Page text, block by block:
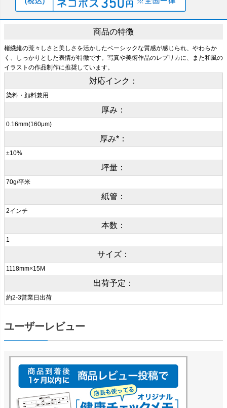
商品の特徴
楮繊維の荒々しさと美しさを活かしたベーシックな質感が感じられ、やわらか
く、しっかりとした表情が特徴です。写真や美術作品のレプリカに、また和風の
イラストの作品制作に推奨しています。
対応インク：
染料・顔料兼用
厚み：
0.16mm(160μm)
厚み*：
±10%
坪量：
70g/平米
紙管：
2インチ
本数：
1
サイズ：
1118mm×15M
出荷予定：
約2-3営業日出荷
ユーザーレビュー